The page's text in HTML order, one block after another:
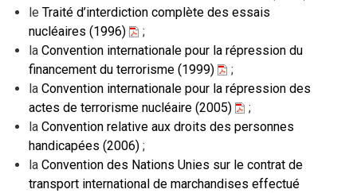
le Traité d’interdiction complète des essais
nucléaires (1996)
;
la Convention internationale pour la répression du
financement du terrorisme (1999)
;
la Convention internationale pour la répression des
actes de terrorisme nucléaire (2005)
;
la Convention relative aux droits des personnes
handicapées (2006);
la Convention des Nations Unies sur le contrat de
transport international de marchandises effectué